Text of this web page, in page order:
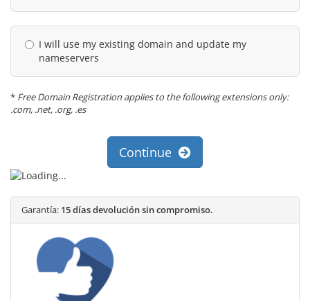
I will use my existing domain and update my
nameservers
* Free Domain Registration applies to the following extensions only:
.com, .net, .org, .es
Continue
Garantía: 15 días devolución sin compromiso.